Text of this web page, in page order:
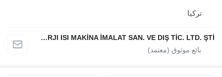
YILTEKS ENERJI ISI MAKİNA İMALAT SAN. VE DIŞ TİC. LTD. ŞTİ.